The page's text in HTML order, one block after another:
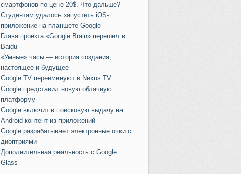
смартфонов по цене 20$. Что дальше?
Студентам удалось запустить iOS-
приложение на планшете Google
Глава проекта «Google Brain» перешел в
Baidu
«Умные» часы — история создания,
настоящее и будущее
Google TV переименуют в Nexus TV
Googlе представил новую облачную
платформу
Google включит в поисковую выдачу на
Android контент из приложений
Google разрабатывает электронные очки с
диоптриями
Дополнительная реальность с Google
Glass